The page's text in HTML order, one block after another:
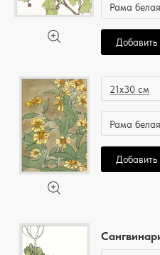
Рама
Добавить
21x30 см
Рама
Добавить